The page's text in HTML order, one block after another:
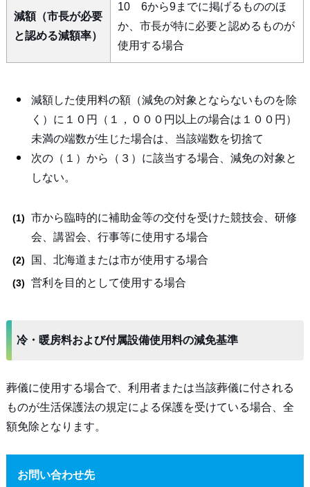
減額（市長が必要
と認める減額率）
10 6から9までに掲げるもののほ
か、市長が特に必要と認めるものが
使用する場合
減額した使用料の額（減免の対象とならないものを除
く）に１０円（１，０００円以上の場合は１００円）
未満の端数が生じた場合は、当該端数を切捨て
次の（１）から（３）に該当する場合、減免の対象と
しない。
市から臨時的に補助金等の交付を受けた競技会、研修
会、講習会、行事等に使用する場合
国、北海道または市が使用する場合
営利を目的として使用する場合
冷・暖房料および付属設備使用料の減免基準
葬儀に使用する場合で、利用者または当該葬儀に付される
ものが生活保護法の規定による保護を受けている場合、全
額免除となります。
お問い合わせ先